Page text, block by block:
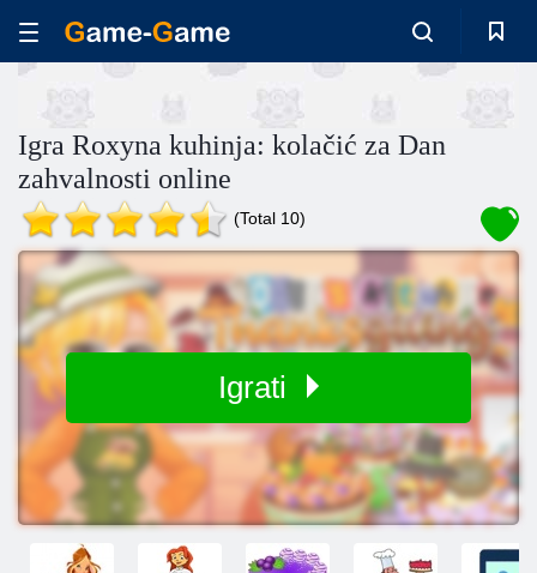
Igra Roxyna kuhinja: kolačić za Dan
zahvalnosti online
(Total 10)
Igrati